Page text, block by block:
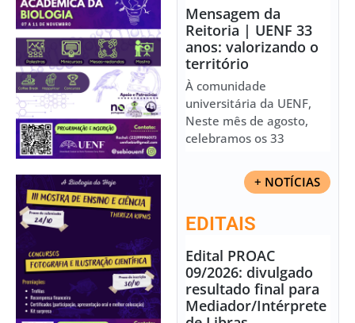
Mensagem da
Reitoria | UENF 33
anos: valorizando o
território
À comunidade
universitária da UENF,
Neste mês de agosto,
celebramos os 33
+ NOTÍCIAS
EDITAIS
Edital PROAC
09/2026: divulgado
resultado final para
Mediador/Intérprete